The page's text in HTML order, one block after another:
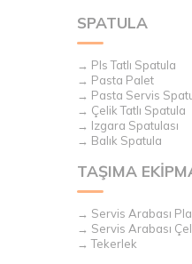
SPATULA
→ Pls Tatlı Spatula
→ Pasta Palet
→ Pasta Servis
→ Çelik Tatlı Spatula
→ Izgara Spatulası
→ Balık Spatula
TAŞIMA
→ Servis Arabası
→ Servis Arabası
→ Tekerlek